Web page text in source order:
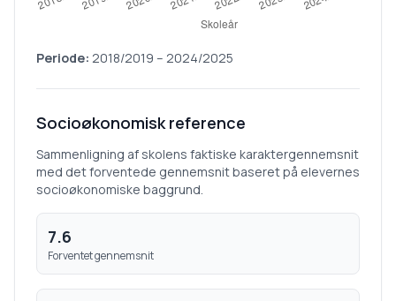
Periode: 2018/2019 – 2024/2025
Socioøkonomisk reference
Sammenligning af skolens faktiske karaktergennemsnit
med det forventede gennemsnit baseret på elevernes
socioøkonomiske baggrund.
7.6
Forventet gennemsnit